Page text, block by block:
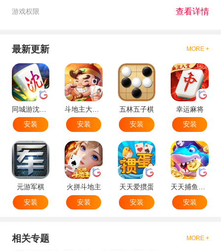
游戏权限 查看详情
最新更新 MORE +
同城游沈阳麻将
安装
安装
五林五子棋
安装
幸运麻将
安装
元游军棋
安装
火拼斗地主
安装
天天爱掼蛋
安装
安装
相关专题 MORE +